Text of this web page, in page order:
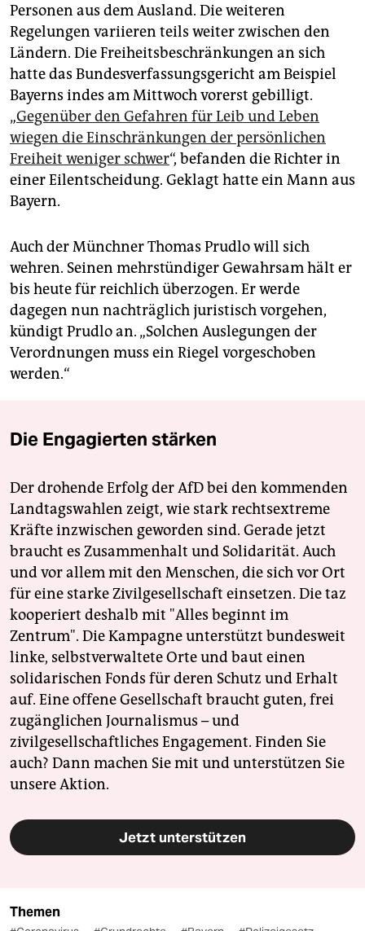
Personen aus dem Ausland. Die weiteren
Regelungen variieren teils weiter zwischen den
Ländern. Die Freiheitsbeschränkungen an sich
hatte das Bundesverfassungsgericht am Beispiel
Bayerns indes am Mittwoch vorerst gebilligt.
„Gegenüber den Gefahren für Leib und Leben
wiegen die Einschränkungen der persönlichen
Freiheit weniger schwer“, befanden die Richter in
einer Eilentscheidung. Geklagt hatte ein Mann aus
Bayern.
Auch der Münchner Thomas Prudlo will sich
wehren. Seinen mehrstündiger Gewahrsam hält er
bis heute für reichlich überzogen. Er werde
dagegen nun nachträglich juristisch vorgehen,
kündigt Prudlo an. „Solchen Auslegungen der
Verordnungen muss ein Riegel vorgeschoben
werden.“
Die Engagierten stärken
Der drohende Erfolg der AfD bei den kommenden
Landtagswahlen zeigt, wie stark rechtsextreme
Kräfte inzwischen geworden sind. Gerade jetzt
braucht es Zusammenhalt und Solidarität. Auch
und vor allem mit den Menschen, die sich vor Ort
für eine starke Zivilgesellschaft einsetzen. Die taz
kooperiert deshalb mit "Alles beginnt im
Zentrum". Die Kampagne unterstützt bundesweit
linke, selbstverwaltete Orte und baut einen
solidarischen Fonds für deren Schutz und Erhalt
auf. Eine offene Gesellschaft braucht guten, frei
zugänglichen Journalismus – und
zivilgesellschaftliches Engagement. Finden Sie
auch? Dann machen Sie mit und unterstützen Sie
unsere Aktion.
Jetzt unterstützen
Themen